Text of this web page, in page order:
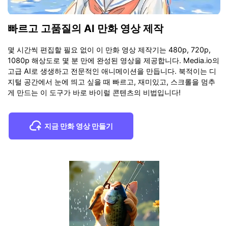
빠르고 고품질의 AI 만화 영상 제작
몇 시간씩 편집할 필요 없이 이 만화 영상 제작기는 480p, 720p,
1080p 해상도로 몇 분 만에 완성된 영상을 제공합니다. Media.io의
고급 AI로 생생하고 전문적인 애니메이션을 만듭니다. 북적이는 디
지털 공간에서 눈에 띄고 싶을 때 빠르고, 재미있고, 스크롤을 멈추
게 만드는 이 도구가 바로 바이럴 콘텐츠의 비법입니다!
지금 만화 영상 만들기